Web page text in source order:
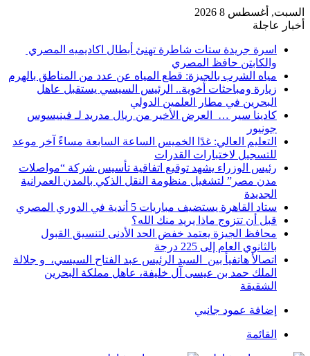
السبت, أغسطس 8 2026
أخبار عاجلة
اسرة جريدة ستات شاطرة تهنئ أبطال اكاديميه المصري
والكابتن حافظ المصري
مياه الشرب بالجيزة: قطع المياه عن عدد من المناطق بالهرم
زيارة ومباحثات أخوية.. الرئيس السيسي يستقبل عاهل
البحرين في مطار العلمين الدولي
كادينا سير … العرض الأخير من ريال مدريد لـ فينيسوس
جونيور
التعليم العالي: غدًا الخميس الساعة السابعة مساءً آخر موعد
للتسجيل لاختبارات القدرات
رئيس الوزراء يشهد توقيع اتفاقية تأسيس شركة “مواصلات
مدن مصر” لتشغيل منظومة النقل الذكي بالمدن العمرانية
الجديدة
ستاد القاهرة يستضيف مباريات 5 أندية في الدوري المصري
قبل أن تتزوج ماذا يريد منك الله؟
محافظ الجيزة يعتمد خفض الحد الأدنى لتنسيق القبول
بالثانوي العام إلى 225 درجة
اتصالأ هاتفيأ بين السيد الرئيس عبد الفتاح السيسي، و جلالة
الملك حمد بن عيسى آل خليفة، عاهل مملكة البحرين
الشقيقة
إضافة عمود جانبي
القائمة